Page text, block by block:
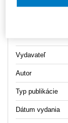
Vydavateľ
Autor
Typ publikácie
Dátum vydania